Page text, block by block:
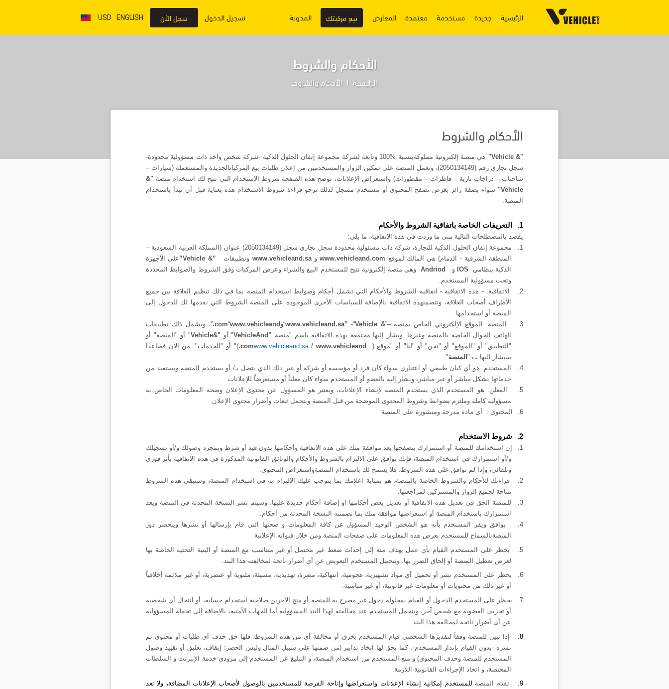
الرئيسية جديدة مستخدمة معتمدة المعارض بيع مركبتك المدونة تسجيل الدخول سجل الآن ENGLISH
USD
الأحكام والشروط
الرئيسية الأحكام والشروط
الأحكام والشروط
"
Vehicle &
" هي منصة إلكترونية مملوكةبنسبة 100% وتابعة لشركة مجموعة إتقان الحلول الذكية -شركة شخص واحد ذات مسؤولية محدودة-
سجل تجاري رقم (2050134149)، وتعمل المنصة على تمكين الزوار والمستخدمين من إعلان طلبات بيع المركبات
الجديدة والمستعملة (سيارات –
شاحنات – دراجات نارية – قاطرات – مقطورات) واستعراض الإعلانات، توضح هذه الصفحة شروط الاستخدام التي تتيح لك استخدام منصة "&
Vehicle
" سواء بصفة زائر بغرض تصفح المحتوى أو مستخدم مسجل لذلك نرجو قراءة شروط الاستخدام هذه بعناية قبل أن تبدأ باستخدام
المنصة.
1. التعريفات الخاصة باتفاقية الشروط والأحكام
يقصد بالمصطلحات التالية متى ما وردت في هذه الاتفاقية، ما يلي:
1.
مجموعة إتقان الحلول الذكية للتجارة، شركة ذات مسئولية محدودة سجل تجاري سجل (2050134149) عنوان (المملكة العربية السعودية –
المنطقة الشرقية - الدمام) هي المالك لموقع www.vehicleand.comو www.vehicleand.sa وتطبيقات ”Vehicle &”على الأجهزة
الذكية بنظامي
IOS و Andriod وهي منصة إلكترونية تتيح للمستخدم البيع والشراء وعرض المركبات وفق الشروط والضوابط المحددة
وتحت مسؤولية المستخدم.
2.
الاتفاقية: - هذه الاتفاقية - اتفاقية الشروط والأحكام التي تشمل أحكام وضوابط استخدام المنصة بما في ذلك تنظيم العلاقة بين جميع
الأطراف أصحاب العلاقة، وتتضمنهذه الاتفاقية بالإضافة للسياسات الأخرى الموجودة على المنصة الشروط التي نقدمها لك للدخول إلى
المنصة أو استخدامها.
3.
المنصة: الموقع الإلكتروني الخاص بمنصة – “Vehicle &”
-
“www.vehicleand.sa” و “www.vehicleand
.com
”، ويشمل ذلك تطبيقات
الهاتف الجوال الخاصة بالمنصة وغيرها.ويشار إليها مجتمعة بهذه الاتفاقية باسم "منصة VehicleAnd”" أو"&
Vehicle" أو "المنصة" أو
"التطبيق" أو "الموقع" أو "نحن" أو "لنا" أو "موقع (
www.vehicleand.sa/www.vehicleand
.com)" أو "الخدمات". من الآن فصاعدا
سيشار اليها ب " المنصة".
4.
المستخدم: هو أي كيان طبيعي أو اعتباري سواء كان فرد أو مؤسسة أو شركة أو غير ذلك الذي يتصل بـ/ أو يستخدم المنصة ويستفيد من
خدماتها بشكل مباشر أو غير مباشر، ويشار إليه بالعضو أو المستخدم سواء كان معلناً أو مستعرضاً للإعلانات.
5.
المعلن: هو المستخدم الذي يستخدم المنصة لإنشاء الإعلانات، ويعتبر هو المسؤول عن محتوى الإعلان وصحة المعلوماتالخاص به
مسؤولية كاملة وملتزم بضوابط وشروط المحتوى الموضحة من قبل المنصة ويتحمل تبعات وأضرار محتوى الإعلان.
6.
المحتوى : أي مادة مدرجة ومنشورة على المنصة
2. شروط الاستخدام
1.
إن استخدامك للمنصة أو استمرارك بتصفحها يعد موافقة منك على هذه الاتفاقية وأحكامها بدون قيد أو شرط وبمجرد وصولك و/أو تسجيلك
و/أو استمرارك في استخدام المنصة، فإنك توافق على الالتزام بالشروط والأحكام والوثائق القانونية المذكورة في هذه الاتفاقية بأثر فوري
وتلقائي، وإذا لم توافق على هذه الشروط، فلا يسمح لك باستخدام المنصةواستعراض المحتوى.
2.
قراءتك للأحكام والشروط الخاصة بالمنصة، هو بمثابة اعلامك بما يتوجب عليك الالتزام به في استخدام المنصة، وستبقى هذه الشروط
متاحة لجميع الزوار والمشتركين لمراجعتها.
3.
للمنصة الحق في تعديل هذه الاتفاقية أو تعديل بعض أحكامها او إضافة أحكام جديدة عليها، وسيتم نشر النسخة المحدثة في المنصة ويعد
استمرارك باستخدام المنصة أو استعراضها موافقة منك بما تضمنته النسخة المحدثة من أحكام.
4.
يوافق ويقر المستخدم بأنه هو الشخص الوحيد المسؤول عن كافة المعلومات و صحتها التي قام بإرسالها أو نشرها وينحصر دور
المنصةبالسماح للمستخدم بعرض هذه المعلومات على صفحات المنصة ومن خلال قنواته الإعلانية
5.
يحظر على المستخدم القيام بأي عمل يهدف منه إلى إحداث ضغط غير محتمل أو غير متناسب مع المنصة أو البنية التحتية الخاصة بها
لغرض تعطيل المنصة أو إلحاق الضرر بها، ويتحمل المستخدم التعويض عن أي أضرار ناتجة لمخالفته هذا البند.
6.
يحظر على المستخدم نشر أو تحميل أي مواد تشهيرية، هجومية، انتهاكية، مضرة، تهديدية، مسيئة، ملتوية أو عنصرية، أو غير ملائمة أخلاقياً
أو غير ذلك من محتويات أو معلومات غير قانونية، أو غير مناسبة.
7.
يحظر على المستخدم الدخول أو القيام بمحاولة دخول غير مصرح به للمنصة أو منح الآخرين صلاحية استخدام حسابه، أو انتحال أي شخصية
أو تحريف العضوية مع شخص آخر، ويتحمل المستخدم عند مخالفته لهذا البند المسؤولية أما الجهات الأمنية، بالإضافة إلى تحمله المسؤولية
عن أي أضرار ناتجة لمخالفة هذا البند.
8.
إذا تبين للمنصة وفقاً لتقديرها الشخصي قيام المستخدم بخرق أو مخالفة أي من هذه الشروط، فلها حق حذف أي طلبات أو محتوى تم
نشره -بدون القيام بإنذار المستخدم-، كما يحق لها اتخاذ تدابير (من ضمنها على سبيل المثال وليس الحصر: إيقاف، تعليق أو تقييد وصول
المستخدم للمنصة وحذف المحتوي) و منع المستخدم من استخدام المنصة، و التبليغ عن المستخدم إلى مزودي خدمة الإنترنت و السلطات
المختصة، و اتخاذ الإجراءات القانونية اللازمة
9.
تقدم المنصة للمستخدم إمكانية إنشاء الإعلانات واستعراضها وإتاحة الفرصة للمستخدمين بالوصول لأصحاب الإعلانات المضافة، ولا تعد